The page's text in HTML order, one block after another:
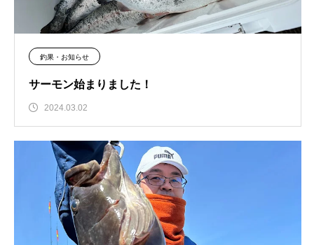
釣果・お知らせ
サーモン始まりました！
2024.03.02